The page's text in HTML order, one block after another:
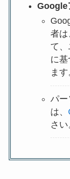
Google
者は
て
に
ます
パー
は、
さい